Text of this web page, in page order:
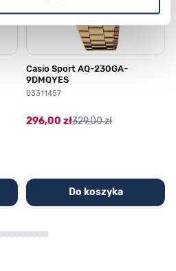
Casio Sport AQ-230GA-
9DMQYES
03311457
296,00 zł329,00 zł
Do koszyka